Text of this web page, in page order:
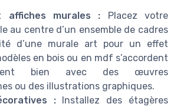
affiches murales : Placez votre
au centre d’un ensemble de cadres
d’une murale art pour un effet
en bois ou en mdf s’accordent
bien avec des œuvres
ou des illustrations graphiques.
:Installez des étagères